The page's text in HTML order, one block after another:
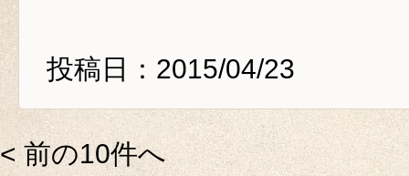
投稿日：2015/04/23
< 前の10件へ